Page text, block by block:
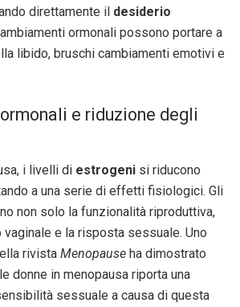
direttamente il desiderio
ormonali possono portare a
libido, bruschi cambiamenti emotivi e
e riduzione degli
i livelli di estrogeni si riducono
a una serie di effetti fisiologici. Gli
non solo la funzionalità riproduttiva,
e la risposta sessuale. Uno
rivista Menopause ha dimostrato
donne in menopausa riporta una
sessuale a causa di questa